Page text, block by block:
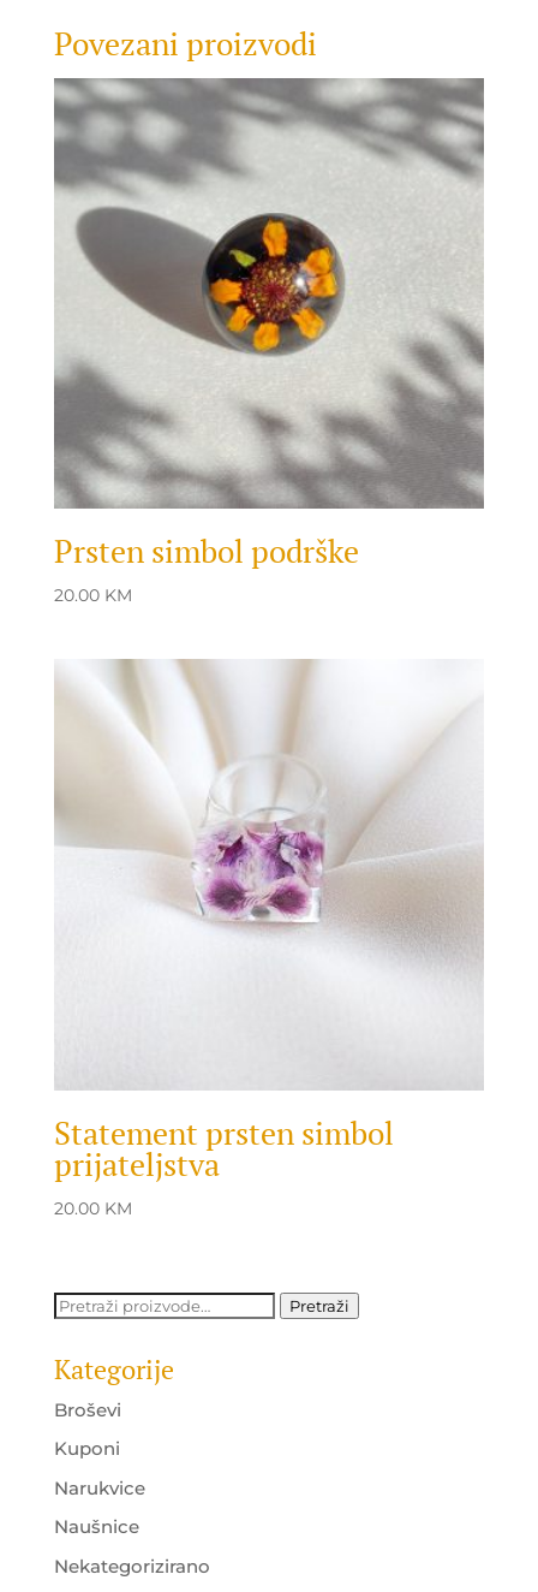
Povezani proizvodi
Prsten simbol podrške
20.00 KM
Statement prsten simbol
prijateljstva
20.00 KM
Pretraži: Pretraži
Kategorije
Broševi
Kuponi
Narukvice
Naušnice
Nekategorizirano